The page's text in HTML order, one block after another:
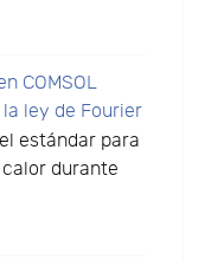
COMSOL
ley de Fourier
estándar para
durante